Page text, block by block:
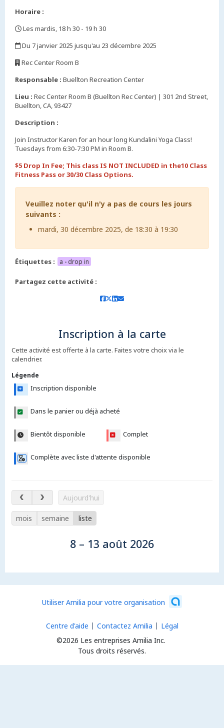
Horaire :
Les mardis, 18 h 30 - 19 h 30
Du 7 janvier 2025 jusqu'au 23 décembre 2025
Rec Center Room B
Responsable : Buellton Recreation Center
Lieu : Rec Center Room B (Buellton Rec Center) | 301 2nd Street,
Buellton, CA, 93427
Description :
Join Instructor Karen for an hour long Kundalini Yoga Class!
Tuesdays from 6:30-7:30 PM in Room B.
$5 Drop In Fee; This class IS NOT INCLUDED in the10 Class
Fitness Pass or 30/30 Class Options.
Veuillez noter qu'il n'y a pas de cours les jours
suivants :
mardi, 30 décembre 2025, de 18:30 à 19:30
Étiquettes : a - drop in
Partagez cette activité :
Inscription à la carte
Cette activité est offerte à la carte. Faites votre choix via le
calendrier.
Légende
Inscription disponible
Dans le panier ou déjà acheté
Bientôt disponible Complet
Complète avec liste d'attente disponible
8 – 13 août 2026
Aujourd'hui
mois semaine liste
8 – 13 août 2026
Utiliser Amilia pour votre organisation
©2026 Les entreprises Amilia Inc.
Tous droits réservés.
Centre d'aide Contactez Amilia Légal